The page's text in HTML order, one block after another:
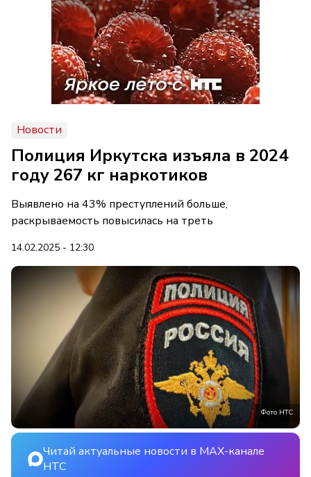
Новости
Полиция Иркутска изъяла в 2024
году 267 кг наркотиков
Выявлено на 43% преступлений больше,
раскрываемость повысилась на треть
14.02.2025 - 12:30
Фото НТС
Читай актуальные новости в MAX-канале
НТС